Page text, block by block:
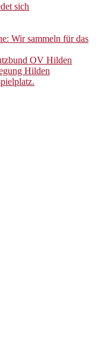
sich
Wir sammeln für das
OV Hilden
Hilden